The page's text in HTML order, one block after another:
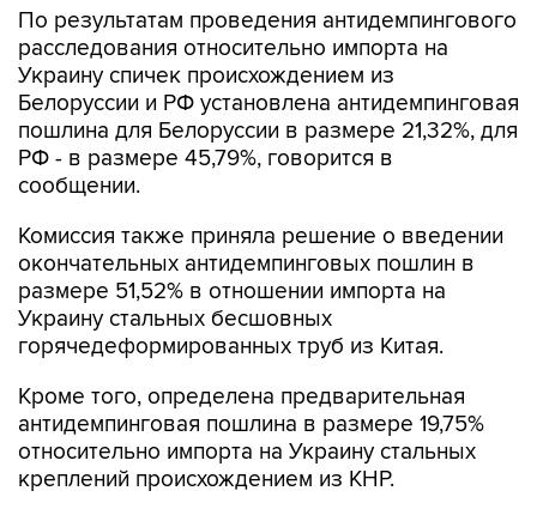
По результатам проведения антидемпингового
расследования относительно импорта на
Украину спичек происхождением из
Белоруссии и РФ установлена антидемпинговая
пошлина для Белоруссии в размере 21,32%, для
РФ - в размере 45,79%, говорится в
сообщении.
Комиссия также приняла решение о введении
окончательных антидемпинговых пошлин в
размере 51,52% в отношении импорта на
Украину стальных бесшовных
горячедеформированных труб из Китая.
Кроме того, определена предварительная
антидемпинговая пошлина в размере 19,75%
относительно импорта на Украину стальных
креплений происхождением из КНР.